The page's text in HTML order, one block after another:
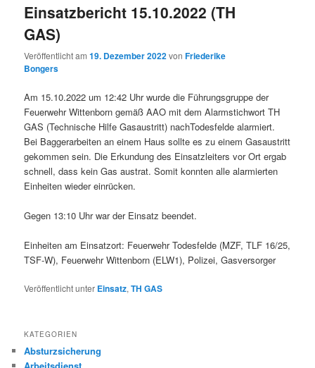
Einsatzbericht 15.10.2022 (TH
GAS)
Veröffentlicht am19. Dezember 2022vonFriederike
Bongers
Am 15.10.2022 um 12:42 Uhr wurde die Führungsgruppe der
Feuerwehr Wittenborn gemäß AAO mit dem Alarmstichwort TH
GAS (Technische Hilfe Gasaustritt) nachTodesfelde alarmiert.
Bei Baggerarbeiten an einem Haus sollte es zu einem Gasaustritt
gekommen sein. Die Erkundung des Einsatzleiters vor Ort ergab
schnell, dass kein Gas austrat. Somit konnten alle alarmierten
Einheiten wieder einrücken.
Gegen 13:10 Uhr war der Einsatz beendet.
Einheiten am Einsatzort: Feuerwehr Todesfelde (MZF, TLF 16/25,
TSF-W), Feuerwehr Wittenborn (ELW1), Polizei, Gasversorger
Veröffentlicht unter Einsatz,TH GAS
KATEGORIEN
Absturzsicherung